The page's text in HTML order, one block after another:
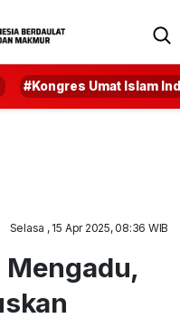
#Kongres Umat Islam
Selasa , 15 Apr 2025, 08:36 WIB